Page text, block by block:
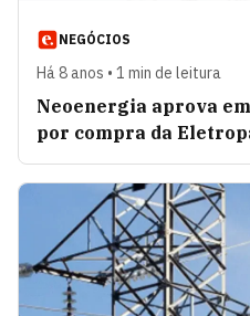
NEGÓCIOS
Há 8 anos • 1 min de leitura
Neoenergia aprova
por compra da